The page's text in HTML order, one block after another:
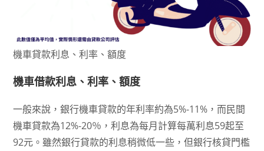
機車貸款利息、利率、額度
機車借款利息、利率、額度
一般來說，銀行機車貸款的年利率約為5%-11%，而民間
機車貸款為12%-20％，利息為每月計算每萬利息59起至
92元。雖然銀行貸款的利息稍微低一些，但銀行核貸門檻